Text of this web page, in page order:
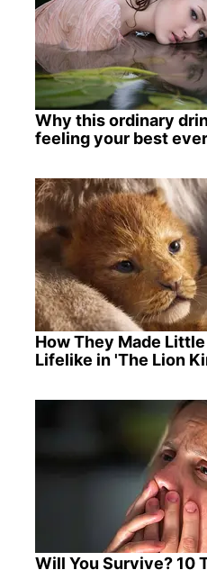
Why this ordinary
feeling your best
How They Made
Lifelike in 'The Lion
Will You Survive? 10